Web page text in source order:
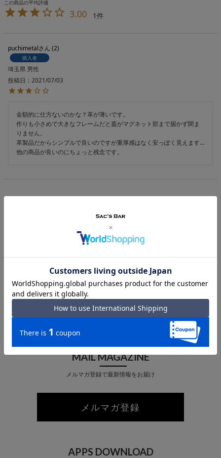
3.00 1
puchimetal 2
購入者
埼玉県 男性
投稿日
2021/07/03
金額的に仕方ないのかな？革が薄いです。
作りも小さめで大きなフレームだと蓋がマグネット部まで届かず閉ま
りません。
革製品だからシンプルで良いのですが重厚感はなく安っぽく見えます…
他の商品が良いのにちょっと残念です。
ネットで注文して店舗で受け取り
店舗受取 サービス
MAIL MAGAZINE
メルマガ登録で最新情報をお届け
メルマガ登録
APPS DOWNLOAD